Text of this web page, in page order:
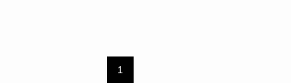
1